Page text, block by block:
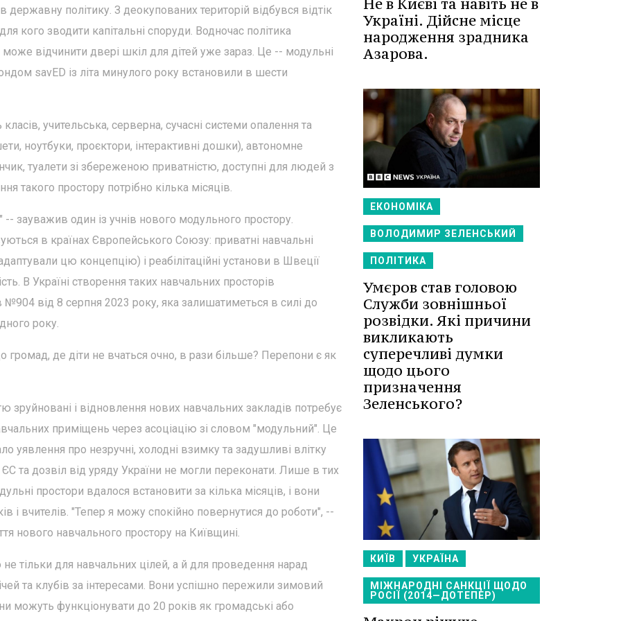
політику. З деокупованих територій відбувся відтік
кого зводити капітальні споруди. Водночас політика
може відчинити двері шкіл для дітей уже зараз. Це -- модульні
savED із літа минулого року встановили в шести
учительська, cерверна, сучасні системи опалення та
ноутбуки, проєктори, інтерактивні дошки), автономне
туалети зі збереженою приватністю, доступні для людей з
такого простору потрібно кілька місяців.
зауважив один із учнів нового модульного простору.
в країнах Європейського Союзу: приватні навчальні
цю концепцію) і реабілітаційні установи в Швеції
В Україні створення таких навчальних просторів
№904 від 8 серпня 2023 року, яка залишатиметься в силі до
року.
де діти не вчаться очно, в рази більше? Перепони є як
зруйновані і відновлення нових навчальних закладів потребує
приміщень через асоціацію зі словом "модульний". Це
про незручні, холодні взимку та задушливі влітку
ЄС та дозвіл від уряду України не могли переконати. Лише в тих
простори вдалося встановити за кілька місяців, і вони
і вчителів. "Тепер я можу спокійно повернутися до роботи", --
нового навчального простору на Київщині.
тільки для навчальних цілей, а й для проведення нарад
та клубів за інтересами. Вони успішно пережили зимовий
можуть функціонувати до 20 років як громадські або
Україні. Дійсне місце
народження зрадника
Азарова.
ЕКОНОМІКА
ВОЛОДИМИР ЗЕЛЕНСЬКИЙ
ПОЛІТИКА
Умєров став головою
Служби зовнішньої
розвідки. Які причини
викликають
суперечливі думки
щодо цього
призначення
Зеленського?
КИЇВ УКРАЇНА
МІЖНАРОДНІ САНКЦІЇ ЩОДО
РОСІЇ (2014—ДОТЕПЕР)